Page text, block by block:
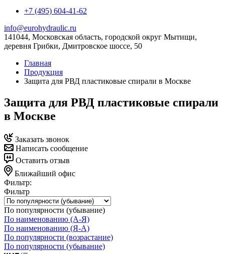
+7 (495) 604-41-62
info@eurohydraulic.ru
141044, Московская область, городской округ Мытищи,
деревня Грибки, Дмитровское шоссе, 50
Главная
Продукция
Защита для РВД пластиковые спирали в Москве
Защита для РВД пластиковые спирали
в Москве
Заказать звонок
Написать сообщение
Оставить отзыв
Ближайший офис
Фильтр:
Фильтр
По популярности (убывание)
По наименованию (А-Я)
По наименованию (Я-А)
По популярности (возрастание)
По популярности (убывание)